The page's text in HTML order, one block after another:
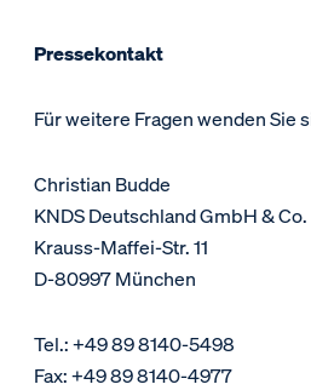
Pressekontakt
Für weitere Fragen wenden Sie
Christian Budde
KNDS Deutschland GmbH & Co.
Krauss-Maffei-Str. 11
D-80997 München
Tel.: +49 89 8140-5498
Fax: +49 89 8140-4977